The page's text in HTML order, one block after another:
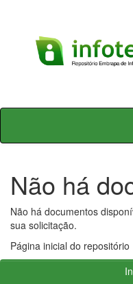
Skip
Não há
Não há documentos
sua solicitação.
Página inicial do repositório